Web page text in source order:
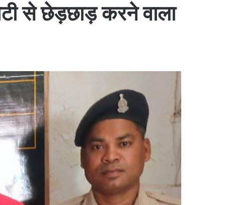
से छेड़छाड़ करने वाला